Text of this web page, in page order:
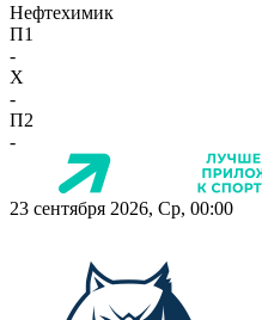
Нефтехимик
П1
-
X
-
П2
-
23 сентября 2026, Ср, 00:00